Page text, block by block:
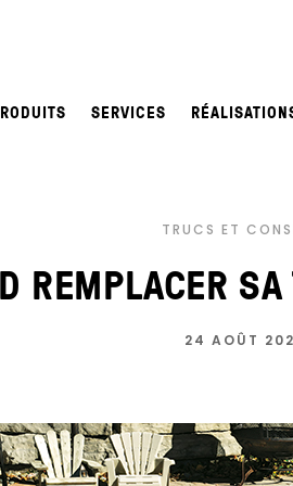
SERVICES
TRUCS ET
REMPLACER
24 AOÛT